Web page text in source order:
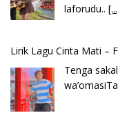
laforudu..
Lirik Lagu Cinta Mati –
Tenga